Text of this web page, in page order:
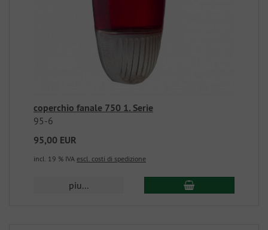
coperchio fanale 750 1. Serie
95-6
95,00 EUR
incl. 19 % IVA escl. costi di spedizione
piu...